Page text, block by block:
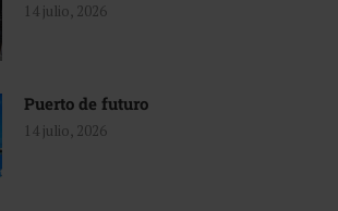
14 julio, 2026
Puerto de futuro
14 julio, 2026